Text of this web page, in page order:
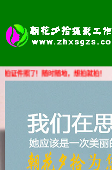
证件照了！随时随地，想拍就拍！